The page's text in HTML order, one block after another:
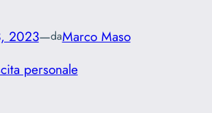
2023—daMarco Maso
personale